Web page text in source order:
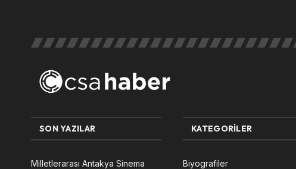
SON YAZILAR
Milletlerarası Antakya Sinema
KATEGORILER
Biyografiler